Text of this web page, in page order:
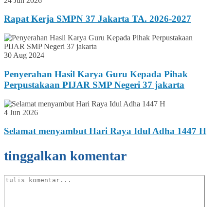
Rapat Kerja SMPN 37 Jakarta TA. 2026-2027
30 Aug 2024
Penyerahan Hasil Karya Guru Kepada Pihak
Perpustakaan PIJAR SMP Negeri 37 jakarta
4 Jun 2026
Selamat menyambut Hari Raya Idul Adha 1447 H
tinggalkan komentar